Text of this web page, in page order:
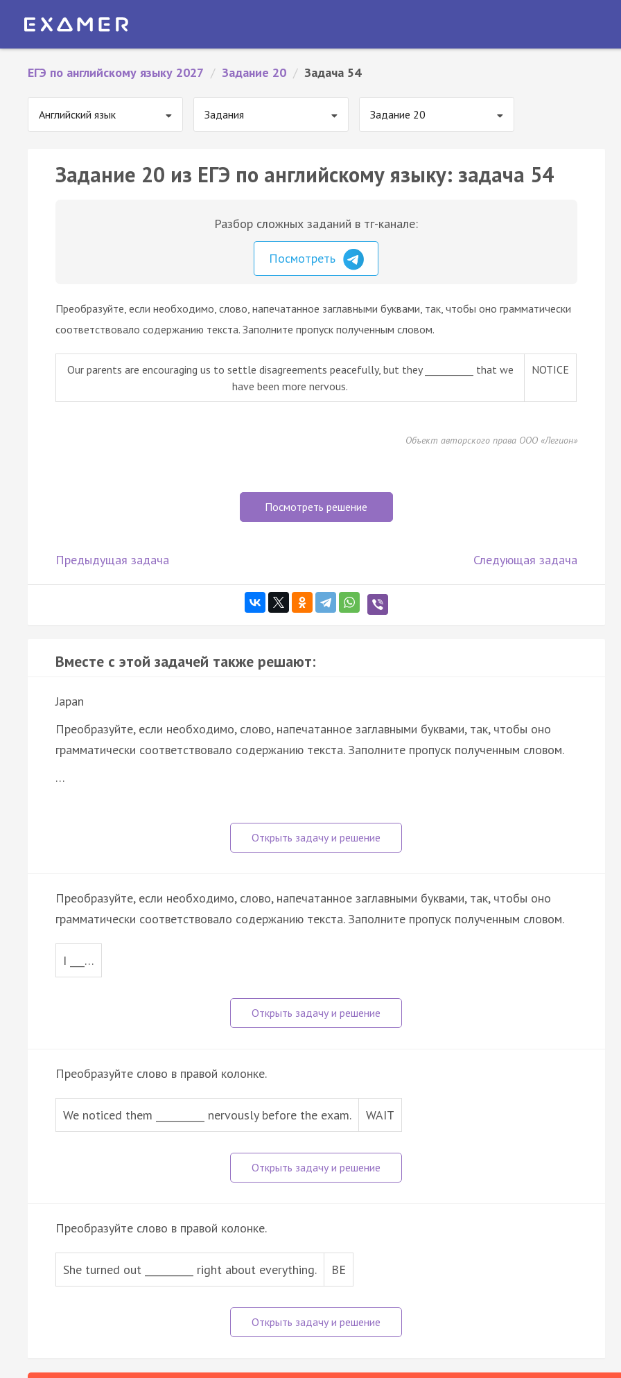
ЕГЭ по английскому языку 2027 / Задание 20 / Задача 54
Английский язык Задания Задание 20
Задание 20 из ЕГЭ по английскому языку: задача 54
Разбор сложных заданий в тг-канале:
Посмотреть
Преобразуйте, если необходимо, слово, напечатанное заглавными буквами, так, чтобы оно грамматически
соответствовало содержанию текста. Заполните пропуск полученным словом.
Our parents are encouraging us to settle disagreements peacefully, but they __________ that we
have been more nervous.
NOTICE
Объект авторского права ООО «Легион»
Посмотреть решение
Предыдущая задача Следующая задача
Вместе с этой задачей также решают:
Japan
Преобразуйте, если необходимо, слово, напечатанное заглавными буквами, так, чтобы оно
грамматически соответствовало содержанию текста. Заполните пропуск полученным словом.
…
Преобразуйте, если необходимо, слово, напечатанное заглавными буквами, так, чтобы оно
грамматически соответствовало содержанию текста. Заполните пропуск полученным словом.
I ___…
Преобразуйте слово в правой колонке.
We noticed them __________ nervously before the exam. WAIT
Преобразуйте слово в правой колонке.
She turned out __________ right about everything. BE